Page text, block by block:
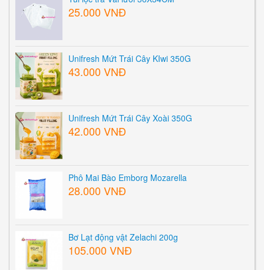
25.000 VNĐ
Unifresh Mứt Trái Cây KIwi 350G
43.000 VNĐ
Unifresh Mứt Trái Cây Xoài 350G
42.000 VNĐ
Phô Mai Bào Emborg Mozarella
28.000 VNĐ
Bơ Lạt động vật Zelachi 200g
105.000 VNĐ